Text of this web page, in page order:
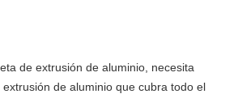
de extrusión de aluminio, necesita
de aluminio que cubra todo el